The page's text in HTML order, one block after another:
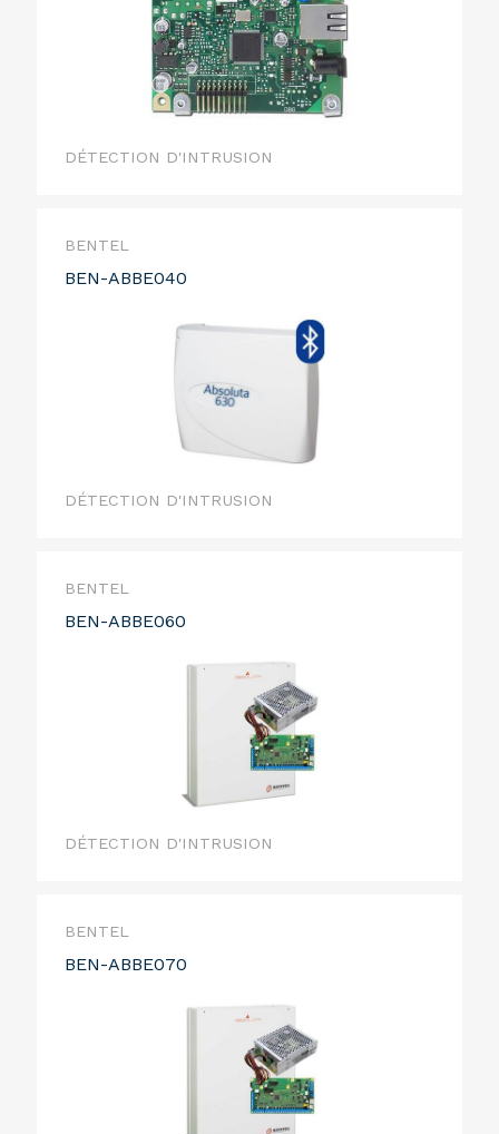
DÉTECTION D'INTRUSION
BENTEL
BEN-ABBE040
DÉTECTION D'INTRUSION
BENTEL
BEN-ABBE060
DÉTECTION D'INTRUSION
BENTEL
BEN-ABBE070